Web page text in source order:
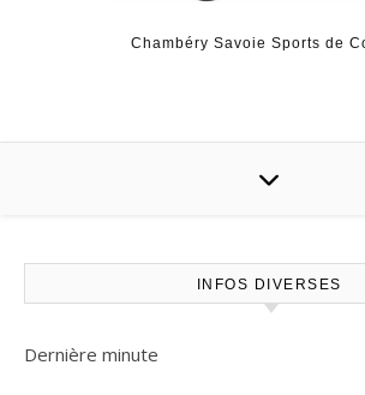
Chambéry Savoie Sports de
INFOS DIVERSES
Dernière minute